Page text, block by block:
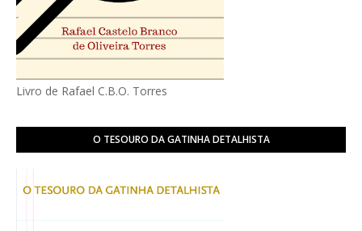
Livro de Rafael C.B.O. Torres
O TESOURO DA GATINHA DETALHISTA